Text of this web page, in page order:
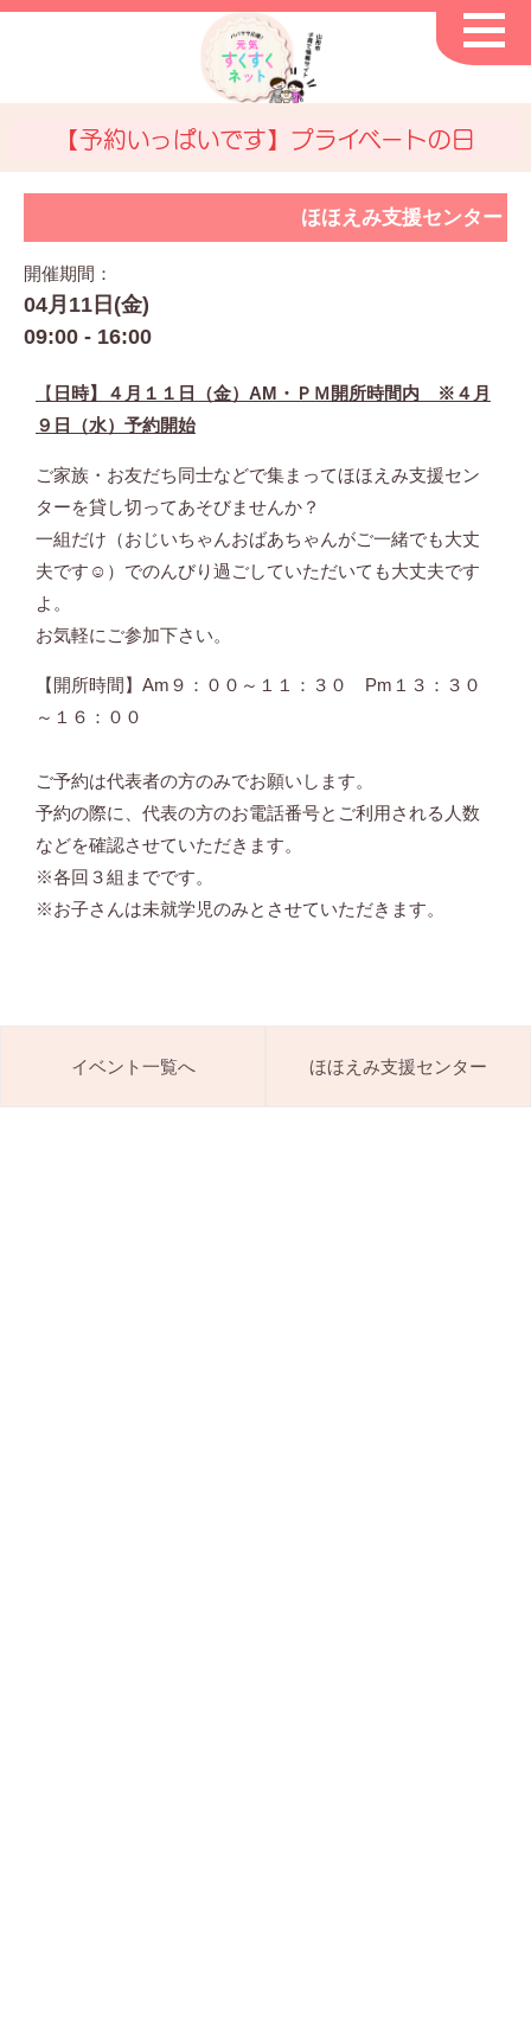
【予約いっぱいです】プライベートの日
ほほえみ支援センター
開催期間：
04月11日(金)
09:00 - 16:00
【 日時】４月１１日（金）AM・ＰＭ開所時間内 ※４月
９日（水）予約開始
ご家族・お友だち同士などで集まってほほえみ支援セン
ターを貸し切ってあそびませんか？
一組だけ（おじいちゃんおばあちゃんがご一緒でも大丈
夫です☺）でのんびり過ごしていただいても大丈夫です
よ。
お気軽にご参加下さい。
【開所時間】Am９：００～１１：３０ Pm１３：３０
～１６：００
ご予約は代表者の方のみでお願いします。
予約の際に、代表の方のお電話番号とご利用される人数
などを確認させていただきます。
※各回３組までです。
※お子さんは未就学児のみとさせていただきます。
イベント一覧へ ほほえみ支援センター